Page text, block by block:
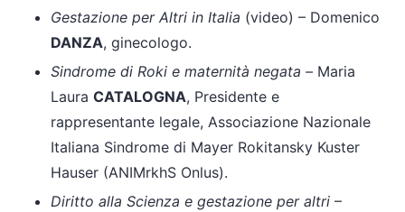
Gestazione per Altri in Italia (video) – Domenico
DANZA, ginecologo.
Sindrome di Roki e maternità negata – Maria
Laura CATALOGNA, Presidente e
rappresentante legale, Associazione Nazionale
Italiana Sindrome di Mayer Rokitansky Kuster
Hauser (ANIMrkhS Onlus).
Diritto alla Scienza e gestazione per altri –